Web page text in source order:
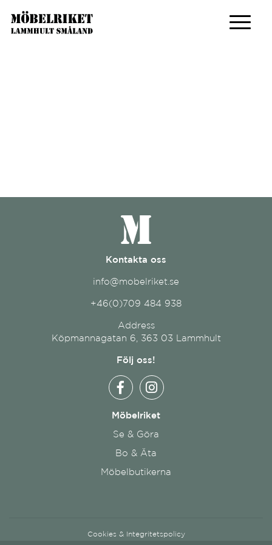
Kontakta oss
info@mobelriket.se
+46(0)709 484 938
Address
Köpmannagatan 6, 363 03 Lammhult
Följ oss!
Möbelriket
Se & Göra
Bo & Äta
Möbelbutikerna
Cookies & Integritetspolicy